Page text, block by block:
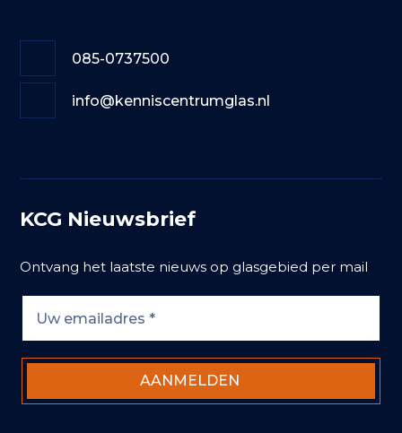
085-0737500
info@kenniscentrumglas.nl
KCG Nieuwsbrief
Ontvang het laatste nieuws op glasgebied per mail